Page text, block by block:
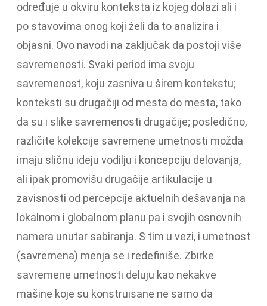
određuje u okviru konteksta iz kojeg dolazi ali i
po stavovima onog koji želi da to analizira i
objasni. Ovo navodi na zaključak da postoji više
savremenosti. Svaki period ima svoju
savremenost, koju zasniva u širem kontekstu;
konteksti su drugačiji od mesta do mesta, tako
da su i slike savremenosti drugačije; posledično,
različite kolekcije savremene umetnosti možda
imaju sličnu ideju vodilju i koncepciju delovanja,
ali ipak promovišu drugačije artikulacije u
zavisnosti od percepcije aktuelnih dešavanja na
lokalnom i globalnom planu pa i svojih osnovnih
namera unutar sabiranja. S tim u vezi, i umetnost
(savremena) menja se i redefiniše. Zbirke
savremene umetnosti deluju kao nekakve
mašine koje su konstruisane ne samo da